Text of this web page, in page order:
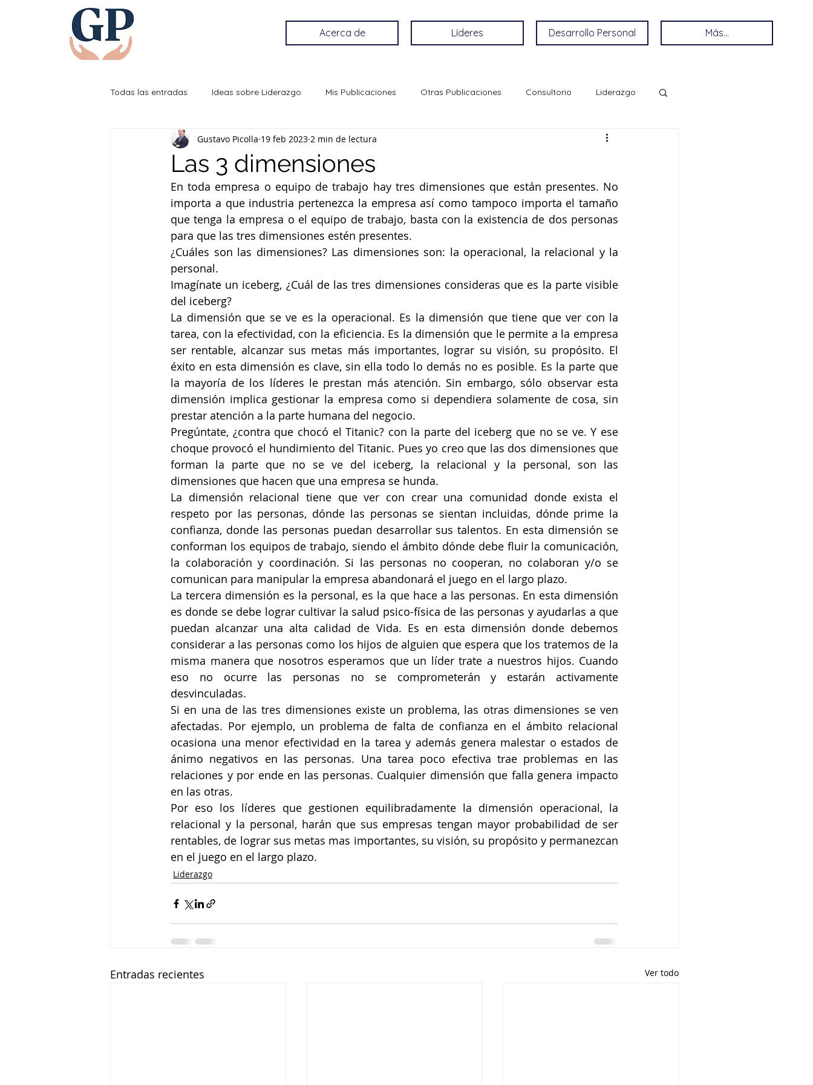
Acerca de Líderes Desarrollo Personal Más...
Todas las entradas Ideas sobre Liderazgo Mis Publicaciones Otras Publicaciones Consultorio Liderazgo
Efectividad Personal
Las 3 dimensiones
Gustavo Picolla 19 feb 2023 2 min de lectura
En toda empresa o equipo de trabajo hay tres dimensiones que están presentes. No
importa a que industria pertenezca la empresa así como tampoco importa el tamaño
que tenga la empresa o el equipo de trabajo, basta con la existencia de dos personas
para que las tres dimensiones estén presentes.
¿Cuáles son las dimensiones? Las dimensiones son: la operacional, la relacional y la
personal.
Imagínate un iceberg, ¿Cuál de las tres dimensiones consideras que es la parte visible
del iceberg?
La dimensión que se ve es la operacional. Es la dimensión que tiene que ver con la
tarea, con la efectividad, con la eficiencia. Es la dimensión que le permite a la empresa
ser rentable, alcanzar sus metas más importantes, lograr su visión, su propósito. El
éxito en esta dimensión es clave, sin ella todo lo demás no es posible. Es la parte que
la mayoría de los líderes le prestan más atención. Sin embargo, sólo observar esta
dimensión implica gestionar la empresa como si dependiera solamente de cosa, sin
prestar atención a la parte humana del negocio.
Pregúntate, ¿contra que chocó el Titanic? con la parte del iceberg que no se ve. Y ese
choque provocó el hundimiento del Titanic. Pues yo creo que las dos dimensiones que
forman la parte que no se ve del iceberg, la relacional y la personal, son las
dimensiones que hacen que una empresa se hunda.
La dimensión relacional tiene que ver con crear una comunidad donde exista el
respeto por las personas, dónde las personas se sientan incluidas, dónde prime la
confianza, donde las personas puedan desarrollar sus talentos. En esta dimensión se
conforman los equipos de trabajo, siendo el ámbito dónde debe fluir la comunicación,
la colaboración y coordinación. Si las personas no cooperan, no colaboran y/o se
comunican para manipular la empresa abandonará el juego en el largo plazo.
La tercera dimensión es la personal, es la que hace a las personas. En esta dimensión
es donde se debe lograr cultivar la salud psico-física de las personas y ayudarlas a que
puedan alcanzar una alta calidad de Vida. Es en esta dimensión donde debemos
considerar a las personas como los hijos de alguien que espera que los tratemos de la
misma manera que nosotros esperamos que un líder trate a nuestros hijos. Cuando
eso no ocurre las personas no se comprometerán y estarán activamente
desvinculadas.
Si en una de las tres dimensiones existe un problema, las otras dimensiones se ven
afectadas. Por ejemplo, un problema de falta de confianza en el ámbito relacional
ocasiona una menor efectividad en la tarea y además genera malestar o estados de
ánimo negativos en las personas. Una tarea poco efectiva trae problemas en las
relaciones y por ende en las personas. Cualquier dimensión que falla genera impacto
en las otras.
Por eso los líderes que gestionen equilibradamente la dimensión operacional, la
relacional y la personal, harán que sus empresas tengan mayor probabilidad de ser
rentables, de lograr sus metas mas importantes, su visión, su propósito y permanezcan
en el juego en el largo plazo.
Liderazgo
Entradas recientes Ver todo